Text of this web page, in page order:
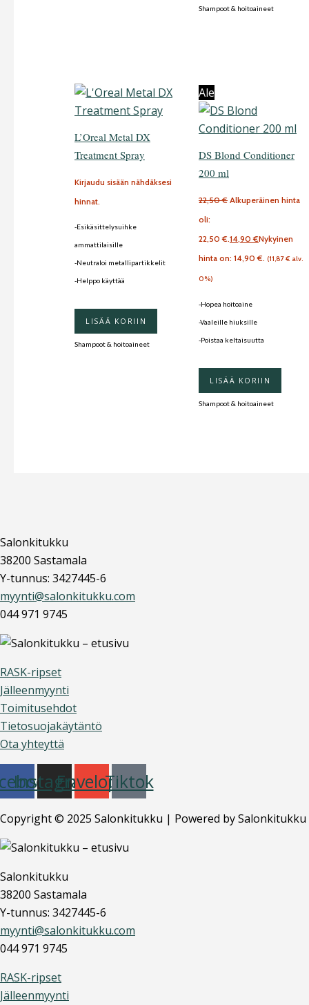
Shampoot & hoitoaineet
L’Oreal Metal DX
Treatment Spray
Kirjaudu sisään nähdäksesi
hinnat.
-Esikäsittelysuihke
ammattilaisille
-Neutraloi metallipartikkelit
-Helppo käyttää
LISÄÄ KORIIN
Shampoot & hoitoaineet
Ale
DS Blond Conditioner
200 ml
22,50€ Alkuperäinen hinta
oli:
22,50 €.14,90€Nykyinen
hinta on: 14,90 €. (11,87€ alv.
0%)
-Hopea hoitoaine
-Vaaleille hiuksille
-Poistaa keltaisuutta
LISÄÄ KORIIN
Shampoot & hoitoaineet
Salonkitukku
38200 Sastamala
Y-tunnus: 3427445-6
myynti@salonkitukku.com
044 971 9745
RASK-ripset
Jälleenmyynti
Toimitusehdot
Tietosuojakäytäntö
Ota yhteyttä
Instagram
EnvelopeTiktok
Copyright © 2025 Salonkitukku | Powered by Salonkitukku
Salonkitukku
38200 Sastamala
Y-tunnus: 3427445-6
myynti@salonkitukku.com
044 971 9745
RASK-ripset
Jälleenmyynti